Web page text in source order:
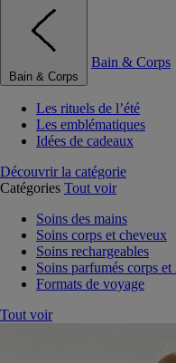
Bain & Corps
Bain & Corps
Les rituels de l’été
Les emblématiques
Idées de cadeaux
Découvrir la catégorie
Catégories Tout voir
Soins des mains
Soins corps et cheveux
Soins rechargeables
Soins parfumés corps et
Formats de voyage
Tout voir